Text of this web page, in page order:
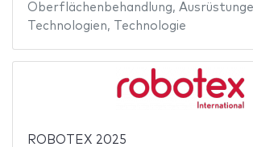
Oberflächenbehandlung,
Technologien, Technologie
ROBOTEX 2025